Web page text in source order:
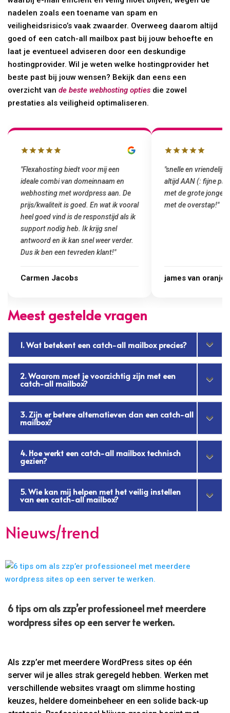
nadelen zoals een toename van spam en
veiligheidsrisico’s vaak zwaarder. Overweeg daarom altijd
goed of een catch-all mailbox past bij jouw behoefte en
laat je eventueel adviseren door een deskundige
hostingprovider. Wil je weten welke hostingprovider het
beste past bij jouw wensen? Bekijk dan eens een
overzicht vande beste webhosting opties die zowel
prestaties als veiligheid optimaliseren.
"snelle en vriendelijke service. staat
altijd AAN (: fijne prijzen vergeleken
met de grote jongens en dus nu al blij
met de overstap!"
james van oranje
"Top service. Ik had
het installeren van
was meteen door
gemaakt. Top
Marcel Thijs
Meest gestelde vragen
1. Wat betekent een catch-all mailbox precies?
2. Waarom moet je voorzichtig zijn met een
catch-all mailbox?
3. Zijn er betere alternatieven dan een catch-all
mailbox?
4. Hoe werkt een catch-all mailbox technisch
gezien?
5. Wie kan mij helpen met het veilig instellen
van een catch-all mailbox?
Nieuws/trend
6 tips om als zzp’er professioneel met meerdere
wordpress sites op een server te werken.
Als zzp’er met meerdere WordPress sites op één
server wil je alles strak geregeld hebben. Werken met
verschillende websites vraagt om slimme hosting
keuzes, heldere domeinbeheer en een solide back-up